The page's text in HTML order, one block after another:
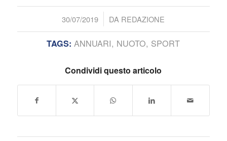
30/07/2019
/ DA REDAZIONE
TAGS: ANNUARI, NUOTO, SPORT
Condividi questo articolo